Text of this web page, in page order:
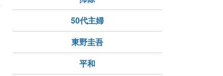
50代主婦
東野圭吾
平和